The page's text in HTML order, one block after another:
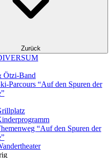
Zurück
Band
Parcours “Auf den Spuren der
“Auf den Spuren der